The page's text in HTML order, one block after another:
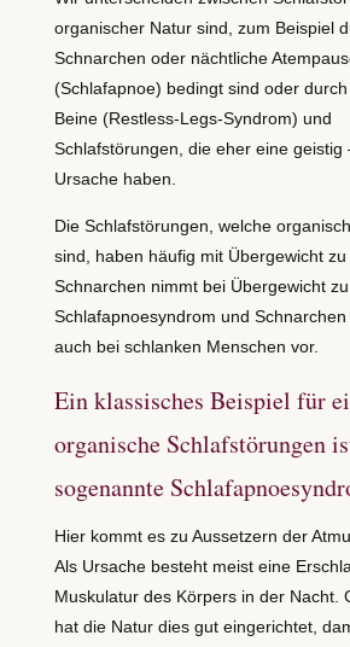
organischer Natur sind, zum Beispiel
Schnarchen oder nächtliche
(Schlafapnoe) bedingt sind oder
Beine (Restless-Legs-Syndrom) und
Schlafstörungen, die eher eine geistig
Ursache haben.
Die Schlafstörungen, welche
sind, haben häufig mit Übergewicht
Schnarchen nimmt bei Übergewicht
Schlafapnoesyndrom und
auch bei schlanken Menschen vor.
Ein klassisches Beispiel für
organische Schlafstörungen
sogenannte
Hier kommt es zu Aussetzern der
Als Ursache besteht meist eine
Muskulatur des Körpers in der Nacht.
hat die Natur dies gut eingerichtet,